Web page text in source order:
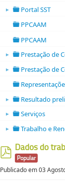
► Portal SST
PPCAAM
PPCAAM
►
folder open
Prestação de
►
folder open
Prestação de
folder
► Resultado
►
folder open
Serviços
► Trabalho e
pdf
Dados do
Popular
Publicado em 03